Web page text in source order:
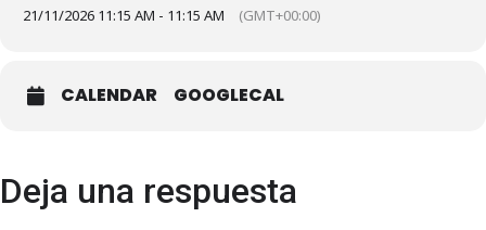
21/11/2026 11:15 AM - 11:15 AM (GMT+00:00)
CALENDAR GOOGLECAL
Deja una respuesta